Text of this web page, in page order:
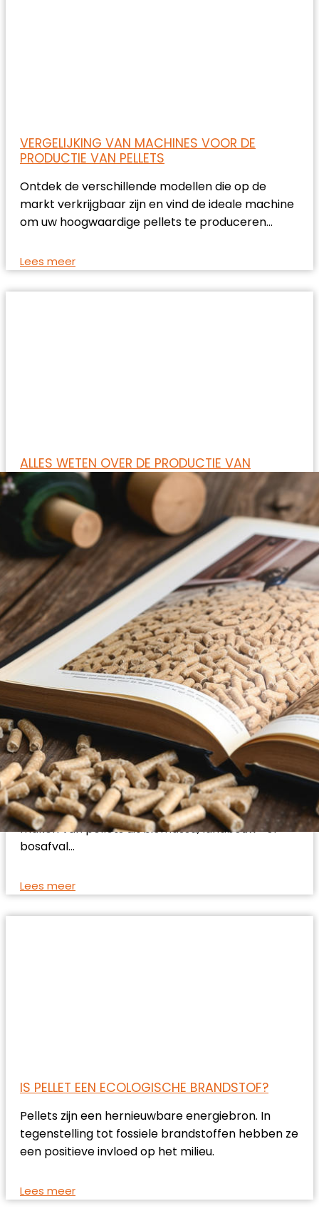
VERGELIJKING VAN MACHINES VOOR DE
PRODUCTIE VAN PELLETS
Ontdek de verschillende modellen die op de
markt verkrijgbaar zijn en vind de ideale machine
om uw hoogwaardige pellets te produceren…
Lees meer
ALLES WETEN OVER DE PRODUCTIE VAN
PELLETS.
Van grondstof tot productie. Gedetailleerd
proces, milieuvriendelijke en economische
voordelen. Alles over het maken van uw pellets!
Lees meer
METHODEN EN TIPS OM PELLETS TE MAKEN
Hier is een gids met methoden en tips voor het
maken van pellets uit biomassa, landbouw- of
bosafval…
Lees meer
IS PELLET EEN ECOLOGISCHE BRANDSTOF?
Pellets zijn een hernieuwbare energiebron. In
tegenstelling tot fossiele brandstoffen hebben ze
een positieve invloed op het milieu.
Lees meer